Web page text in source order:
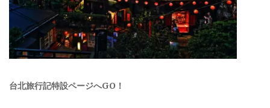
台北旅行記特設ページへGO！